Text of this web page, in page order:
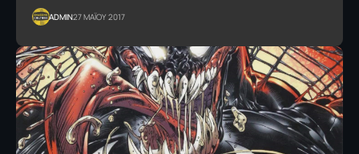
ADMIN27 ΜΑΪΟΥ 2017